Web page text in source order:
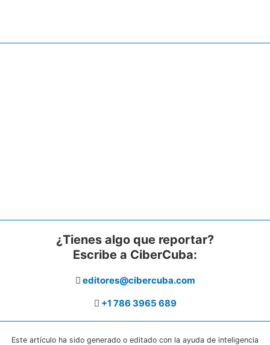
¿Tienes algo que reportar?
Escribe a CiberCuba:
editores@cibercuba.com
+1 786 3965 689
Este artículo ha sido generado o editado con la ayuda de inteligencia